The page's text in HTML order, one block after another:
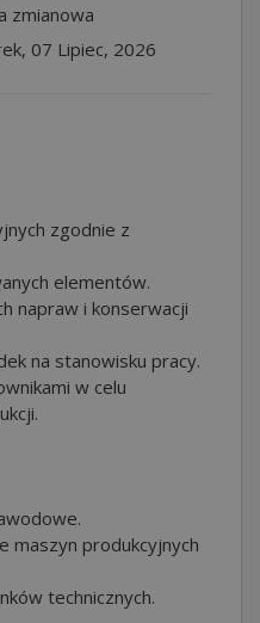
zmianowa
07 Lipiec, 2026
zgodnie z
elementów.
napraw i konserwacji
na stanowisku pracy.
w celu
maszyn produkcyjnych
technicznych.